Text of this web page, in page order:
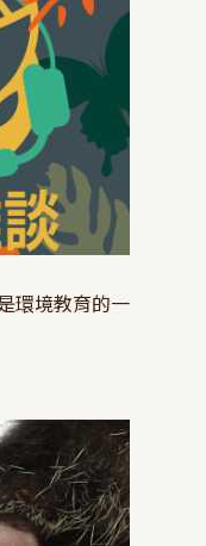
環境教育的一